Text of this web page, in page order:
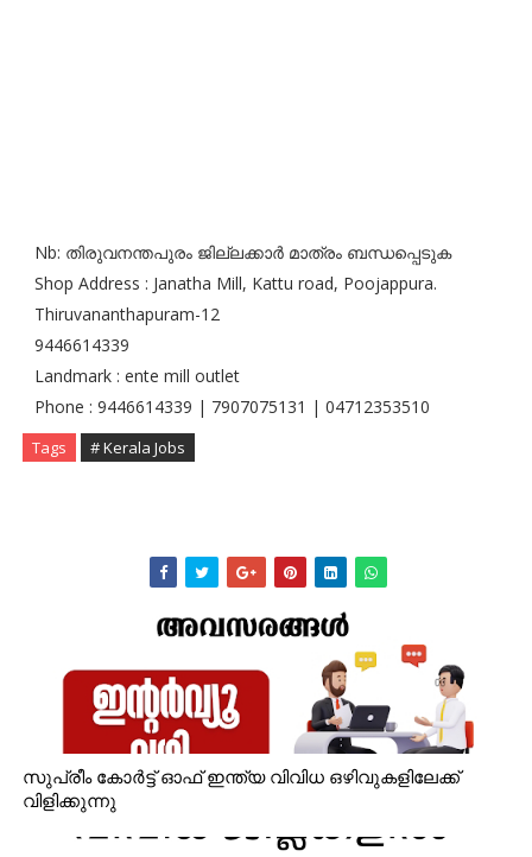
Nb: തിരുവനന്തപുരം ജില്ലക്കാർ മാത്രം ബന്ധപ്പെടുക
Shop Address : Janatha Mill, Kattu road, Poojappura.
Thiruvananthapuram-12
9446614339
Landmark : ente mill outlet
Phone : 9446614339 | 7907075131 | 04712353510
Tags # Kerala Jobs
സുപ്രീം കോർട്ട് ഓഫ് ഇന്ത്യ വിവിധ ഒഴിവുകളിലേക്ക്
വിളിക്കുന്നു